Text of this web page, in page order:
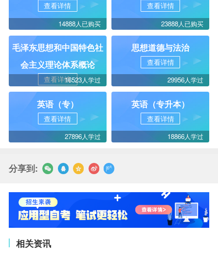
查看详情
14888人已购买
查看详情
23888人已购买
毛泽东思想和中国特色社
会主义理论体系概论
查看详情16523人学过
思想道德与法治
查看详情
29956人学过
英语（专）
查看详情
27896人学过
英语（专升本）
查看详情
18866人学过
分享到:
相关资讯